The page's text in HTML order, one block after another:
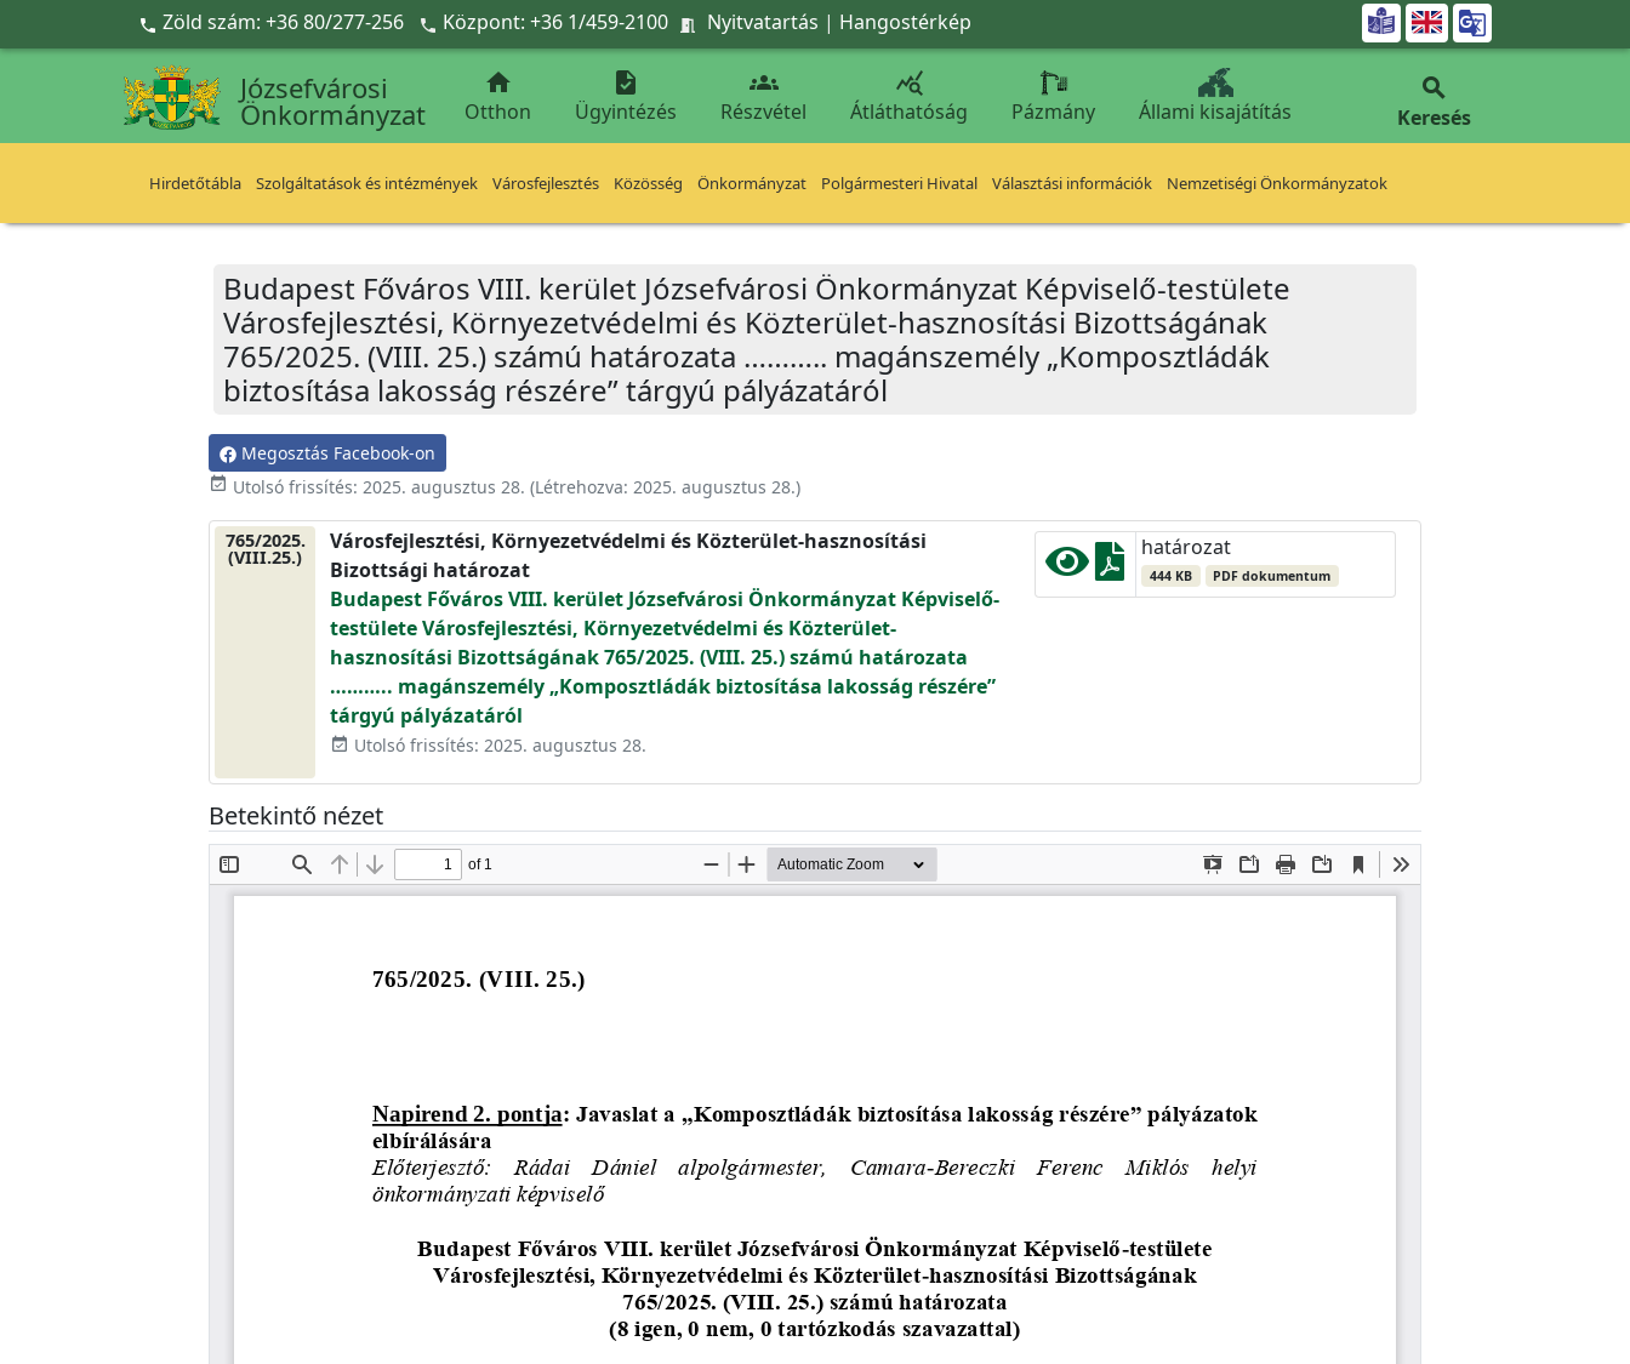
Ugrás a fő tartalomra
 Zöld szám: +36 80/277-256  Központ: +36 1/459-2100  Nyitvatartás | Hangostérkép 
Józsefvárosi
Önkormányzat

Otthon

Ügyintézés

Részvétel

Átláthatóság Pázmány Állami kisajátítás

Keresés
Hirdetőtábla Szolgáltatások és intézmények Városfejlesztés Közösség Önkormányzat Polgármesteri Hivatal Választási információk Nemzetiségi Önkormányzatok
Budapest Főváros VIII. kerület Józsefvárosi Önkormányzat Képviselő-testülete
Városfejlesztési, Környezetvédelmi és Közterület-hasznosítási Bizottságának
765/2025. (VIII. 25.) számú határozata ……….. magánszemély „Komposztládák
biztosítása lakosság részére” tárgyú pályázatáról
Megosztás Facebook-on
event_available Utolsó frissítés: 2025. augusztus 28. (Létrehozva: 2025. augusztus 28.)
765/2025.
(VIII.25.)
Városfejlesztési, Környezetvédelmi és Közterület-hasznosítási
Bizottsági határozat
Budapest Főváros VIII. kerület Józsefvárosi Önkormányzat Képviselő-
testülete Városfejlesztési, Környezetvédelmi és Közterület-
hasznosítási Bizottságának 765/2025. (VIII. 25.) számú határozata
……….. magánszemély „Komposztládák biztosítása lakosság részére”
tárgyú pályázatáról
event_available Utolsó frissítés: 2025. augusztus 28.
határozat
444 KB PDF dokumentum
Betekintő nézet